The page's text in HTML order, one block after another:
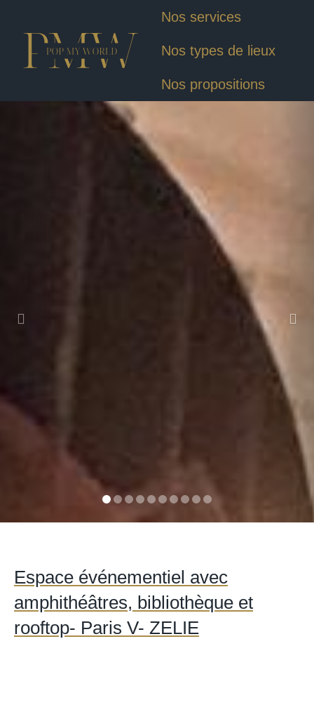
Nos services
Nos types de lieux
Nos propositions
Espace événementiel avec
amphithéâtres, bibliothèque et
rooftop- Paris V- ZELIE